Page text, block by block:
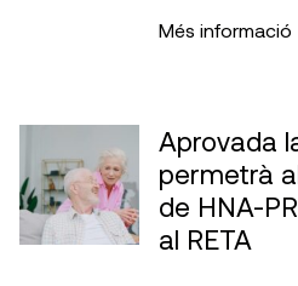
Més informació
Aprovada
permetrà
de HNA-
al RETA